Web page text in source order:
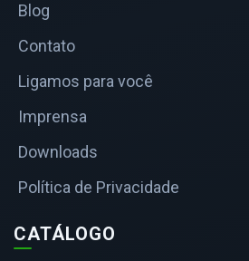
Blog
Contato
Ligamos para você
Imprensa
Downloads
Política de Privacidade
CATÁLOGO